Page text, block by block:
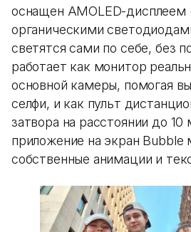
оснащен AMOLED-дисплеем
органическими
светятся сами по себе, без
работает как монитор
основной камеры, помогая
селфи, и как пульт
затвора на расстоянии до
приложение на экран
собственные анимации и